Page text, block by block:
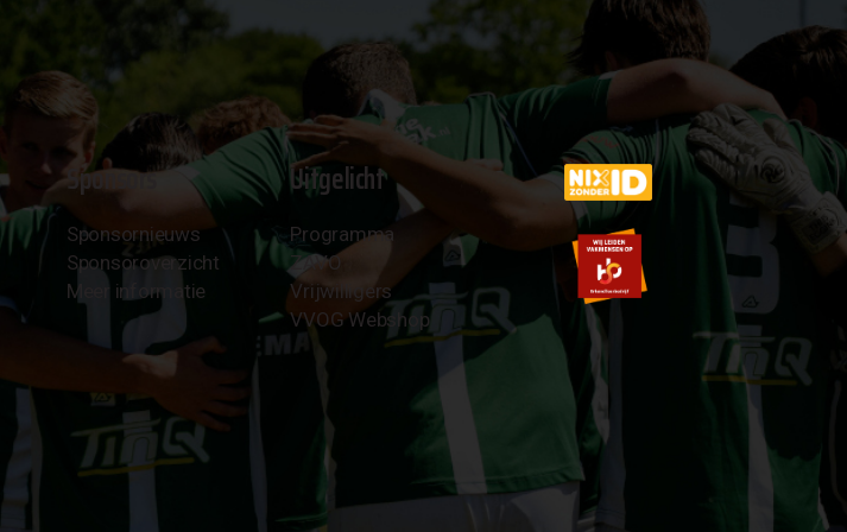
Sponsors
Sponsornieuws
Sponsoroverzicht
Meer informatie
Uitgelicht
Programma
ZAVO
Vrijwilligers
VVOG Webshop